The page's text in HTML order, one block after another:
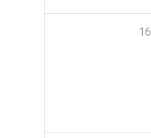
16